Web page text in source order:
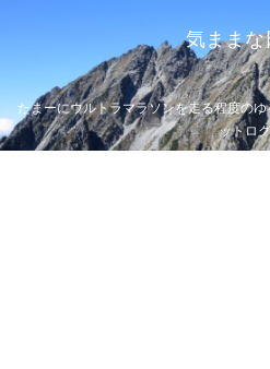
気ままな
たまーにウルトラマラソンを走る程度の
ットログ